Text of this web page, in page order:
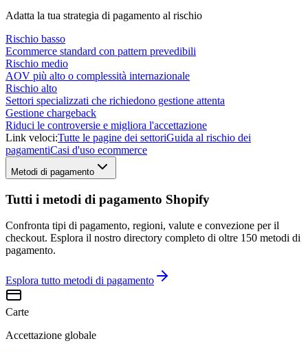
Adatta la tua strategia di pagamento al rischio
Rischio basso
Ecommerce standard con pattern prevedibili
Rischio medio
AOV più alto o complessità internazionale
Rischio alto
Settori specializzati che richiedono gestione attenta
Gestione chargeback
Riduci le controversie e migliora l'accettazione
Link veloci:Tutte le pagine dei settoriGuida al rischio dei
pagamentiCasi d'uso ecommerce
Metodi di pagamento
Tutti i metodi di pagamento Shopify
Confronta tipi di pagamento, regioni, valute e convezione per il
checkout. Esplora il nostro directory completo di oltre 150 metodi di
pagamento.
Esplora tutto metodi di pagamento
Carte
Accettazione globale